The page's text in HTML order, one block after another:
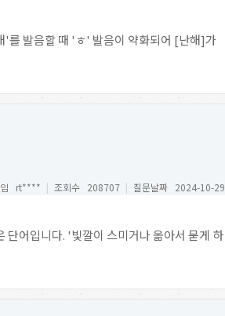
'를 발음할 때 'ㅎ' 발음이 약화되어 [난해]가
임 rt**** | 조회수 208707 | 질문날짜 2024-10-29
어입니다. '빛깔이 스미거나 옮아서 묻게 하